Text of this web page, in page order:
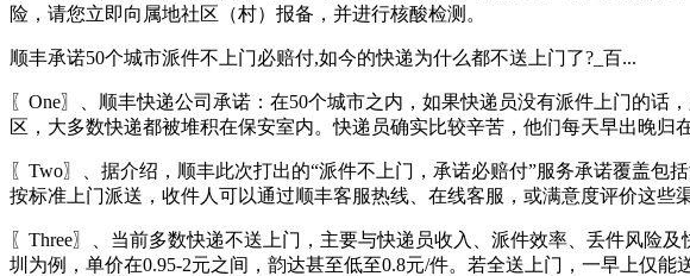
险，请您立即向属地社区（村）报备，并进行核酸检测。
顺丰承诺50个城市派件不上门必赔付,如今的快递为什么都不送上门了?_百...
〖One〗、顺丰快递公司承诺：在50个城市之内，如果快递员没有派件上门的
区，大多数快递都被堆积在保安室内。快递员确实比较辛苦，他们每天早出晚
〖Two〗、据介绍，顺丰此次打出的“派件不上门，承诺必赔付”服务承诺覆盖
按标准上门派送，收件人可以通过顺丰客服热线、在线客服，或满意度评价这些
〖Three〗、当前多数快递不送上门，主要与快递员收入、派件效率、丢件风险
圳为例，单价在0.95-2元之间，韵达甚至低至0.8元/件。若全送上门，一早上仅能